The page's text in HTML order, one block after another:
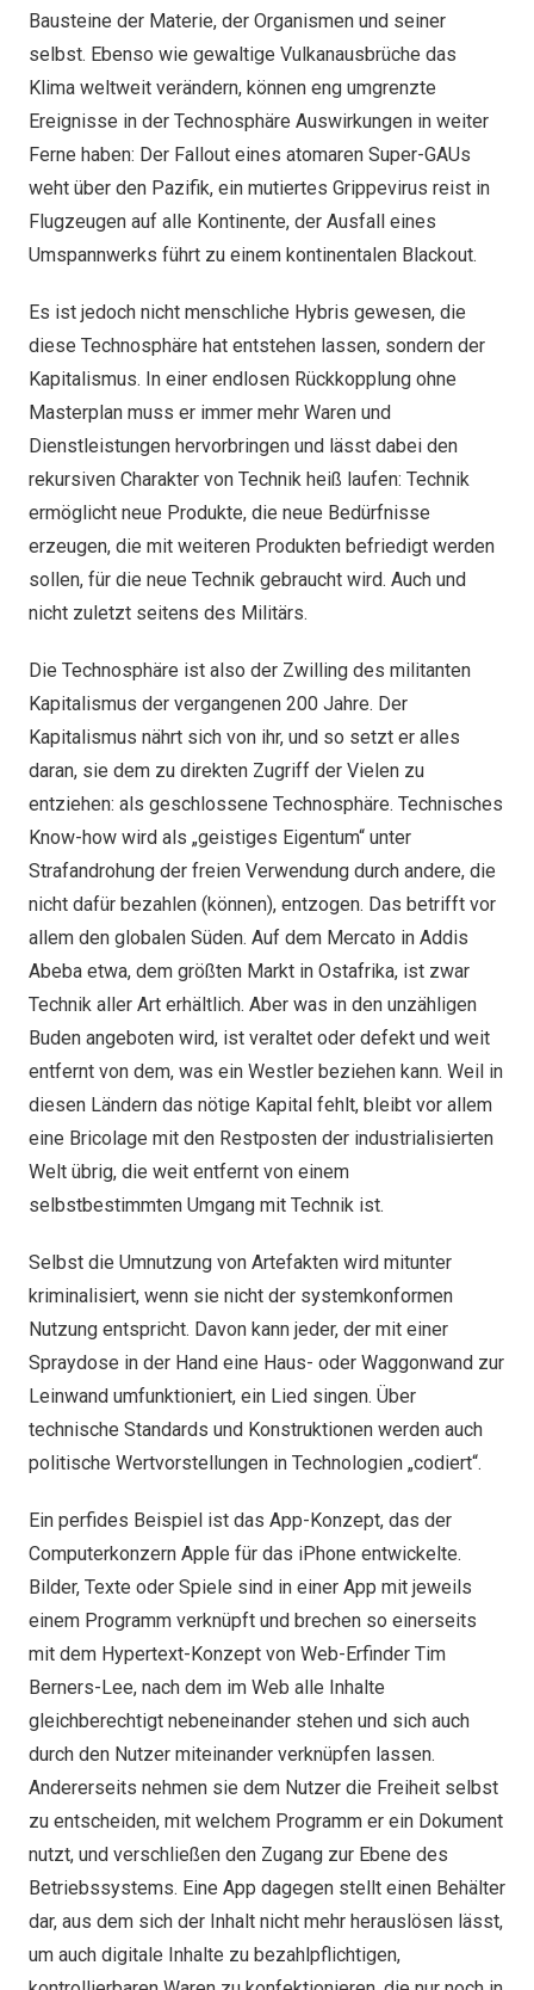
Bausteine der Materie, der Organismen und seiner
selbst. Ebenso wie gewaltige Vulkanausbrüche das
Klima weltweit verändern, können eng umgrenzte
Ereignisse in der Technosphäre Auswirkungen in weiter
Ferne haben: Der Fallout eines atomaren Super-GAUs
weht über den Pazifik, ein mutiertes Grippevirus reist in
Flugzeugen auf alle Kontinente, der Ausfall eines
Umspannwerks führt zu einem kontinentalen Blackout.
Es ist jedoch nicht menschliche Hybris gewesen, die
diese Technosphäre hat entstehen lassen, sondern der
Kapitalismus. In einer endlosen Rückkopplung ohne
Masterplan muss er immer mehr Waren und
Dienstleistungen hervorbringen und lässt dabei den
rekursiven Charakter von Technik heiß laufen: Technik
ermöglicht neue Produkte, die neue Bedürfnisse
erzeugen, die mit weiteren Produkten befriedigt werden
sollen, für die neue Technik gebraucht wird. Auch und
nicht zuletzt seitens des Militärs.
Die Technosphäre ist also der Zwilling des militanten
Kapitalismus der vergangenen 200 Jahre. Der
Kapitalismus nährt sich von ihr, und so setzt er alles
daran, sie dem zu direkten Zugriff der Vielen zu
entziehen: als geschlossene Technosphäre. Technisches
Know-how wird als „geistiges Eigentum“ unter
Strafandrohung der freien Verwendung durch andere, die
nicht dafür bezahlen (können), entzogen. Das betrifft vor
allem den globalen Süden. Auf dem Mercato in Addis
Abeba etwa, dem größten Markt in Ostafrika, ist zwar
Technik aller Art erhältlich. Aber was in den unzähligen
Buden angeboten wird, ist veraltet oder defekt und weit
entfernt von dem, was ein Westler beziehen kann. Weil in
diesen Ländern das nötige Kapital fehlt, bleibt vor allem
eine Bricolage mit den Restposten der industrialisierten
Welt übrig, die weit entfernt von einem
selbstbestimmten Umgang mit Technik ist.
Selbst die Umnutzung von Artefakten wird mitunter
kriminalisiert, wenn sie nicht der systemkonformen
Nutzung entspricht. Davon kann jeder, der mit einer
Spraydose in der Hand eine Haus- oder Waggonwand zur
Leinwand umfunktioniert, ein Lied singen. Über
technische Standards und Konstruktionen werden auch
politische Wertvorstellungen in Technologien „codiert“.
Ein perfides Beispiel ist das App-Konzept, das der
Computerkonzern Apple für das iPhone entwickelte.
Bilder, Texte oder Spiele sind in einer App mit jeweils
einem Programm verknüpft und brechen so einerseits
mit dem Hypertext-Konzept von Web-Erfinder Tim
Berners-Lee, nach dem im Web alle Inhalte
gleichberechtigt nebeneinander stehen und sich auch
durch den Nutzer miteinander verknüpfen lassen.
Andererseits nehmen sie dem Nutzer die Freiheit selbst
zu entscheiden, mit welchem Programm er ein Dokument
nutzt, und verschließen den Zugang zur Ebene des
Betriebssystems. Eine App dagegen stellt einen Behälter
dar, aus dem sich der Inhalt nicht mehr herauslösen lässt,
um auch digitale Inhalte zu bezahlpflichtigen,